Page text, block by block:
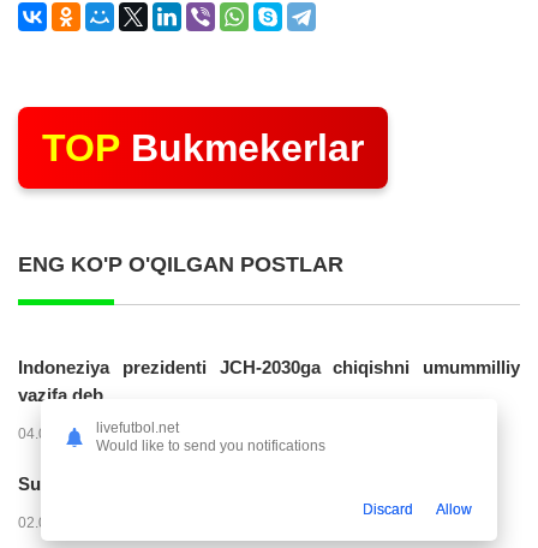
TOP Bukmekerlar
ENG KO'P O'QILGAN POSTLAR
Indoneziya prezidenti JCH-2030ga chiqishni umummilliy
vazifa deb...
04.08.2026 02:11 14205
Superliga. “Buxoro” - “Lokomotiv”...
02.08.2026 03:08
livefutbol.net
Would like to send you notifications
Discard Allow